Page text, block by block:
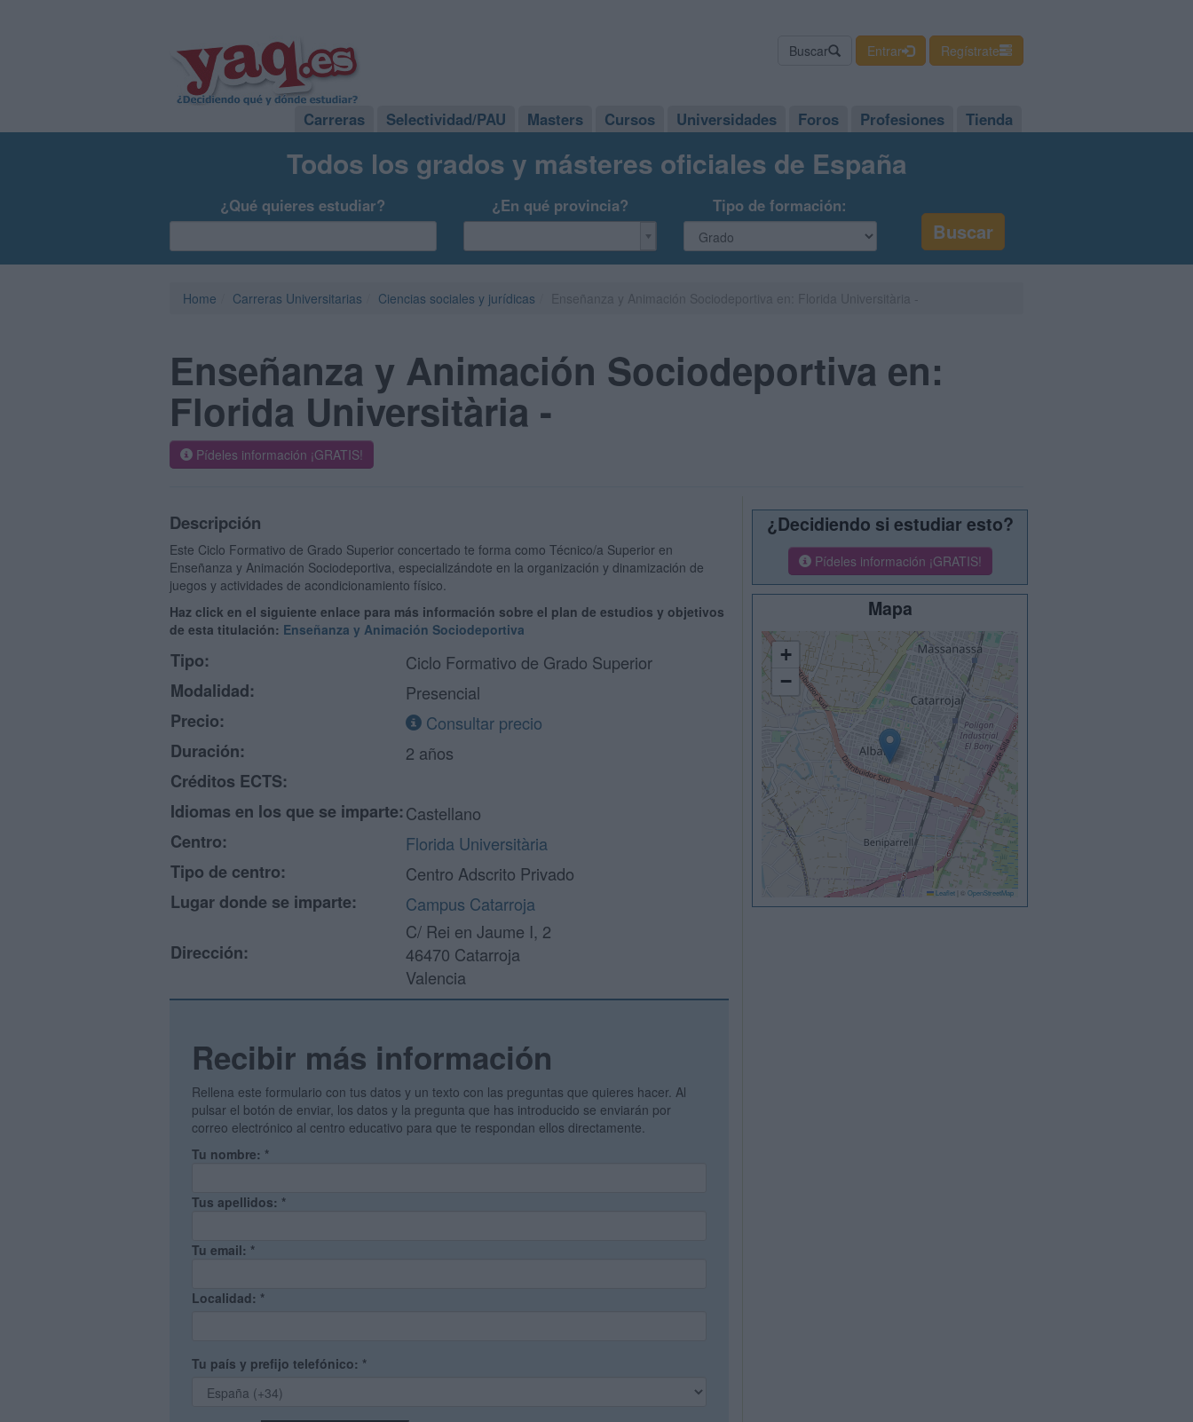
Buscar Entrar Regístrate
Carreras Selectividad/PAU Masters Cursos Universidades Foros Profesiones Tienda
Todos los grados y másteres oficiales de España
¿Qué quieres estudiar? ¿En qué provincia? Tipo de formación:
Home Carreras Universitarias Ciencias sociales y jurídicas
Enseñanza y Animación Sociodeportiva en:
Florida Universitària -
Pídeles información ¡GRATIS!
Descripción
Este Ciclo Formativo de Grado Superior concertado te forma como Técnico/a Superior en
Enseñanza y Animación Sociodeportiva, especializándote en la organización y dinamización de
juegos y actividades de acondicionamiento físico.
Haz click en el siguiente enlace para más información sobre el plan de estudios y objetivos
de esta titulación: Enseñanza y Animación Sociodeportiva
Tipo:
Ciclo Formativo de Grado Superior
Modalidad:
Presencial
Precio:
Consultar precio
Duración:
2 años
Créditos ECTS:
Idiomas en los que se imparte:Castellano
Centro:
Florida Universitària
Tipo de centro:
Centro Adscrito Privado
Lugar donde se imparte:
Campus Catarroja
Dirección:
C/ Rei en Jaume I, 2
46470 Catarroja
Valencia
Recibir más información
Rellena este formulario con tus datos y un texto con las preguntas que quieres hacer. Al
pulsar el botón de enviar, los datos y la pregunta que has introducido se enviarán por
correo electrónico al centro educativo para que te respondan ellos directamente.
Tu nombre: *
Tus apellidos: *
Tu email: *
Localidad: *
Tu país y prefijo telefónico: *
¿Decidiendo si estudiar esto?
Pídeles información ¡GRATIS!
Mapa
+
−
Leaflet © OpenStreetMap